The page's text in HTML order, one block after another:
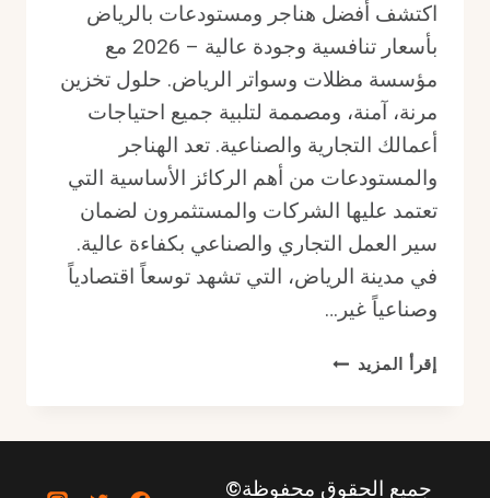
اكتشف أفضل هناجر ومستودعات بالرياض
بأسعار تنافسية وجودة عالية – 2026 مع
مؤسسة مظلات وسواتر الرياض. حلول تخزين
مرنة، آمنة، ومصممة لتلبية جميع احتياجات
أعمالك التجارية والصناعية. تعد الهناجر
والمستودعات من أهم الركائز الأساسية التي
تعتمد عليها الشركات والمستثمرون لضمان
سير العمل التجاري والصناعي بكفاءة عالية.
في مدينة الرياض، التي تشهد توسعاً اقتصادياً
وصناعياً غير…
إقرأ المزيد هناجر
بأسعار
وجودة
جميع الحقوق محفوظة©